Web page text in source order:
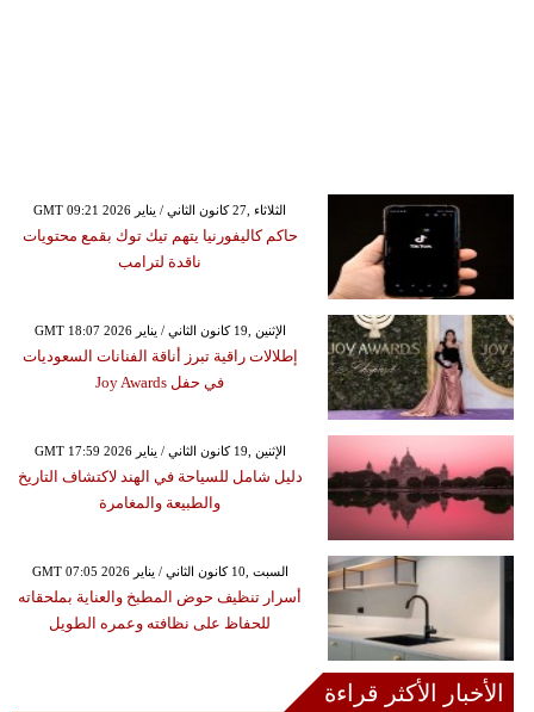
GMT 09:21 2026 الثلاثاء ,27 كانون الثاني / يناير
حاكم كاليفورنيا يتهم تيك توك بقمع محتويات
ناقدة لترامب
GMT 18:07 2026 الإثنين ,19 كانون الثاني / يناير
إطلالات راقية تبرز أناقة الفنانات السعوديات
في حفل Joy Awards
GMT 17:59 2026 الإثنين ,19 كانون الثاني / يناير
دليل شامل للسياحة في الهند لاكتشاف التاريخ
والطبيعة والمغامرة
GMT 07:05 2026 السبت ,10 كانون الثاني / يناير
أسرار تنظيف حوض المطبخ والعناية بملحقاته
للحفاظ على نظافته وعمره الطويل
الأخبار الأكثر قراءة